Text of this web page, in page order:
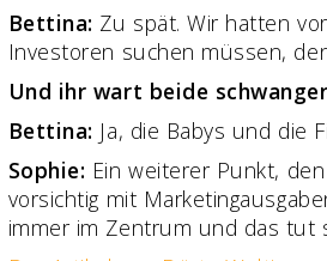
Bettina: Zu spät. Wir hatten
Investoren suchen müssen,
Und ihr wart beide
Bettina: Ja, die Babys und die
Sophie: Ein weiterer Punkt,
vorsichtig mit
immer im Zentrum und das tut